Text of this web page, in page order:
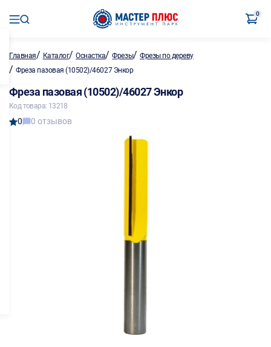
0
Главная/ Каталог/Оснастка/Фрезы/Фрезы по дереву
/ Фреза пазовая (10502)/46027 Энкор
Фреза пазовая (10502)/46027 Энкор
Код товара: 13218
0 0 отзывов